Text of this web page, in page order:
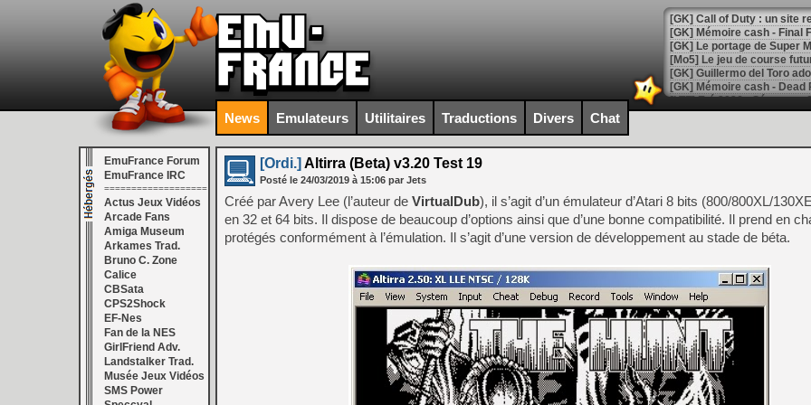
[GK] Le portage de Super
[Mo5] Le jeu de course
[GK] Guillermo del Toro
[LTF] Eté 2026 - Séquence
[GK] Mistfall Hunter :
[GK] Wo Long 2 évolue
[GK] Crossfire : un TPS à
[LS] [PS5] Premiers
[Mo5] DOOM arrive en
[GK] Bethesda fête les 30
[GK] Roblox : l'action en
[GK] Agenda - GeForce
[GK] Devolver Digital en a
[LS] [PS5] ps5-y2jb-
News Emulateurs Utilitaires Traductions Divers Chat
EmuFrance Forum
EmuFrance IRC
===================
Actus Jeux Vidéos
Arcade Fans
Amiga Museum
Arkames Trad.
Bruno C. Zone
Calice
CBSata
CPS2Shock
EF-Nes
Fan de la NES
GirlFriend Adv.
Landstalker Trad.
Musée Jeux Vidéos
SMS Power
[Ordi.] Altirra (Beta) v3.20 Test 19
Posté le 24/03/2019 à 15:06 par Jets
Créé par Avery Lee (l’auteur de VirtualDub), il s’agit d’un émulateur d’Atari 8 bits (800/800XL/
en 32 et 64 bits. Il dispose de beaucoup d’options ainsi que d’une bonne compatibilité. Il prend en
protégés conformément à l’émulation. Il s’agit d’une version de développement au stade de béta.